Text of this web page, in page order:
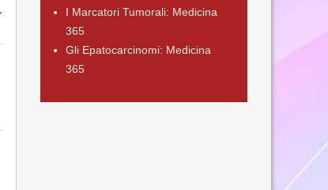
I Marcatori Tumorali: Medicina
365
Gli Epatocarcinomi: Medicina
365